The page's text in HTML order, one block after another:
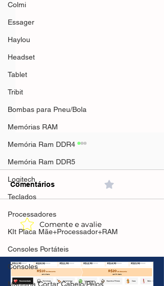
Colmi
Essager
Haylou
Headset
Tablet
Tribit
Bombas para Pneu/Bola
Memórias RAM
Memória Ram DDR4
Memória Ram DDR5
Logitech
Teclados
Processadores
KIt Placa Mãe+Processador+RAM
Consoles Portáteis
Consoles
Máquina Cortar Cabelo/Pêlos
Xiaomi Amazfit Bip 6
AmoLED 1,97,Monitor
Cardíaco,
GPS(AliExpress)R$543,24
🇧🇷Produto no Brasil
Comentários
Comente e avalie